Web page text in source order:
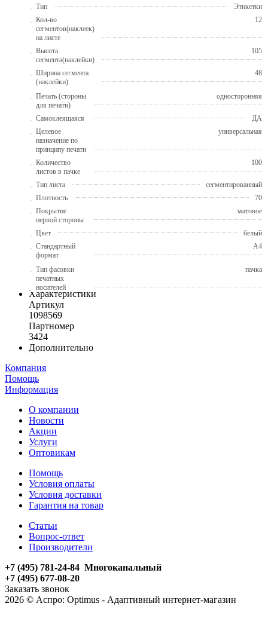
Тип
Этикетки
Кол-во
сегментов(наклеек)
на листе
12
Высота
сегмента(наклейки)
105
Ширина сегмента
(наклейки)
48
Печать (стороны
для печати)
односторонняя
Самоклеящаяся
ДА
Целевое
назначение по
принципу печати
универсальная
Количество
листов в пачке
100
Тип листа
сегментированный
Плотность
70
Покрытие
первой стороны
матовое
Цвет
белый
Стандартный
формат
A4
Тип фасовки
печатных
носителей
пачка
Характеристики
Артикул
1098569
Партномер
3424
Дополнительно
Компания
Помощь
Информация
О компании
Новости
Акции
Услуги
Оптовикам
Помощь
Условия оплаты
Условия доставки
Гарантия на товар
Статьи
Вопрос-ответ
Производители
+7 (495) 781-24-84 Многоканальный
+7 (495) 677-08-20
Заказать звонок
2026 © Аспро: Optimus - Адаптивный интернет-магазин